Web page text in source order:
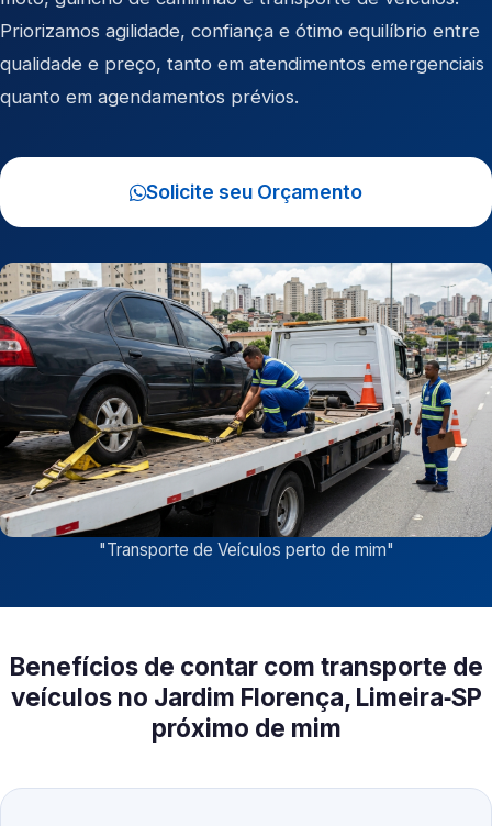
Priorizamos agilidade, confiança e ótimo equilíbrio entre
qualidade e preço, tanto em atendimentos emergenciais
quanto em agendamentos prévios.
Solicite seu Orçamento
"Transporte de Veículos perto de mim"
Benefícios de contar com transporte de
veículos no Jardim Florença, Limeira‑SP
próximo de mim